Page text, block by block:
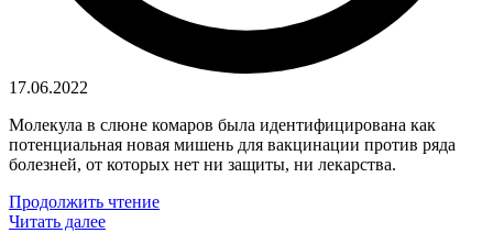
17.06.2022
Молекула в слюне комаров была идентифицирована как
потенциальная новая мишень для вакцинации против ряда
болезней, от которых нет ни защиты, ни лекарства.
Продолжить чтение
Читать далее